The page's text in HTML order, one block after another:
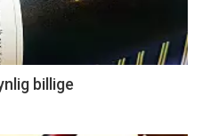
billige